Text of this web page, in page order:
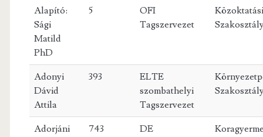
Alapító:
Sági
Matild
PhD
5
OFI
Tagszervezet
Közoktatási
Adonyi
Dávid
Attila
393
ELTE
szombathelyi
Tagszervezet
Adorjáni 743 DE